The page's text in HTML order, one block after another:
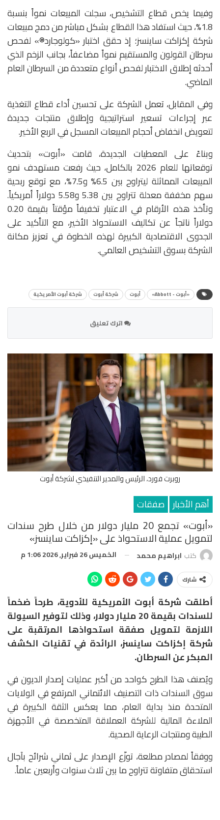
وفيما يخص قطاع التشخيص، سجلت المبيعات نمواً بنسبة
1.8%، حيث استفاد هذا القطاع بشكل مباشر من دمج مبيعات
شركة إكزاكت ساينسز؛ إذ حقق اختبار «كولوجارد®» لفحص
سرطان القولون والمستقيم نمواً مضاعفاً، بجانب الزخم الذي
أحدثه إطلاق الاختبار لفحص أنواع متعددة من السرطان العام
الماضي.
وفي المقابل، تعمل الشركة على تحسين أداء قطاع التغذية
عبر إجراءات تسعير استراتيجية وإطلاق منتجات جديدة
لتعويض انخفاض أحجام المبيعات المسجل في الربع الأخير.
وبناءً على المعطيات الجديدة، قامت «أبوت» بتحديث
توقعاتها للعام 2026 بالكامل، حيث رفعت مستهدف نمو
المبيعات المماثلة ليتراوح بين 6.5% و7.5%، مع توقع ربحية
سهم مخففة معدلة تتراوح بين 5.38 و5.58 دولاراً أمريكياً.
وتأخذ هذه الأرقام في الاعتبار تخفيفاً مؤقتاً بقيمة 0.20
دولاراً ناتجاً عن تكاليف الاستحواذ الأخير، مع التأكيد على
الجدوى الاقتصادية الكبيرة لهذه الخطوة في تعزيز مكانة
الشركة بسوق التشخيص العالمي.
«أبوت - Abbott» أبوت شركة أبوت شركة أبوت الأمريكية
اترك تعليق
روبرت فورد، الرئيس والمدير التنفيذي لشركة أبوت
أهم الأخبار صفقات
«أبوت» تجمع 20 مليار دولار من خلال طرح سندات
لتمويل عملية الاستحواذ على «إكزاكت ساينسز»
كتب ابراهيم محمد الخميس 26 فبراير, 2026 1:06 م
شارك
أطلقت شركة أبوت الأمريكية للأدوية، طرحاً ضخماً
للسندات بقيمة 20 مليار دولار، وذلك لتوفير السيولة
اللازمة لتمويل صفقة استحواذها المرتقبة على
شركة إكزاكت ساينسز، الرائدة في تقنيات الكشف
المبكر عن السرطان.
ويُصنف هذا الطرح كواحد من أكبر عمليات إصدار الديون في
سوق السندات ذات التصنيف الائتماني المرتفع في الولايات
المتحدة منذ بداية العام، مما يعكس الثقة الكبيرة في
الملاءة المالية للشركة العملاقة المتخصصة في الأجهزة
الطبية ومنتجات الرعاية الصحية.
ووفقاً لمصادر مطلعة، توزّع الإصدار على ثماني شرائح بآجال
استحقاق متفاوتة تتراوح ما بين ثلاث سنوات وأربعين عاماً.